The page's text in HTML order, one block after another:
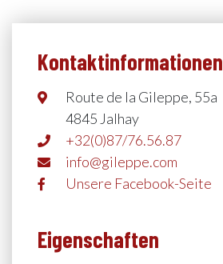
Kontaktinformationen
Route de la Gileppe, 55a
4845 Jalhay
+32(0)87/76.56.87
info@gileppe.com
Unsere Facebook-Seite
Eigenschaften